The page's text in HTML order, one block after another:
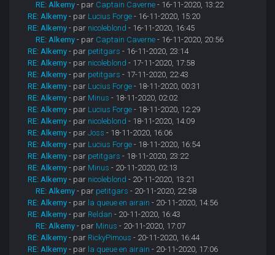
RE: Alkemy - par Captain Caverne - 16-11-2020, 13:22
RE: Alkemy - par Lucius Forge - 16-11-2020, 15:20
RE: Alkemy - par nicoleblond - 16-11-2020, 16:45
RE: Alkemy - par Captain Caverne - 16-11-2020, 20:56
RE: Alkemy - par petitgars - 16-11-2020, 23:14
RE: Alkemy - par nicoleblond - 17-11-2020, 17:58
RE: Alkemy - par petitgars - 17-11-2020, 22:43
RE: Alkemy - par Lucius Forge - 18-11-2020, 00:31
RE: Alkemy - par Minus - 18-11-2020, 02:02
RE: Alkemy - par Lucius Forge - 18-11-2020, 12:29
RE: Alkemy - par nicoleblond - 18-11-2020, 14:09
RE: Alkemy - parJoss - 18-11-2020, 16:06
RE: Alkemy - par Lucius Forge - 18-11-2020, 16:54
RE: Alkemy - par petitgars - 18-11-2020, 23:22
RE: Alkemy - par Minus - 20-11-2020, 02:13
RE: Alkemy - par nicoleblond - 20-11-2020, 13:21
RE: Alkemy - par petitgars - 20-11-2020, 22:58
RE: Alkemy - par la queue en airain - 20-11-2020, 14:56
RE: Alkemy - par Reldan - 20-11-2020, 16:43
RE: Alkemy - par Minus - 20-11-2020, 17:07
RE: Alkemy - par RickyPimous - 20-11-2020, 16:44
RE: Alkemy - par la queue en airain - 20-11-2020, 17:06